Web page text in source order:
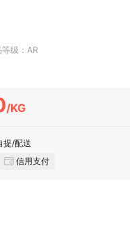
等级：AR
/KG
提/配送
信用支付